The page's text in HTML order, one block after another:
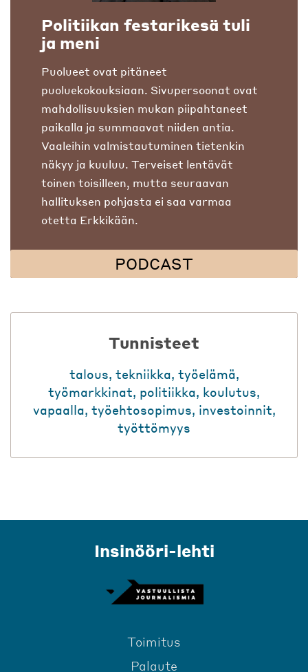
Politiikan festarikesä tuli
ja meni
Puolueet ovat pitäneet
puoluekokouksiaan. Sivupersoonat ovat
mahdollisuuksien mukan piipahtaneet
paikalla ja summaavat niiden antia.
Vaaleihin valmistautuminen tietenkin
näkyy ja kuuluu. Terveiset lentävät
toinen toisilleen, mutta seuraavan
hallituksen pohjasta ei saa varmaa
otetta Erkkikään.
PODCAST
Tunnisteet
talous, tekniikka, työelämä,
työmarkkinat, politiikka, koulutus,
vapaalla, työehtosopimus, investoinnit,
työttömyys
Insinööri-lehti
Toimitus
Palaute